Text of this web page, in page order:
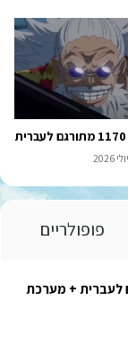
פופולריים
1172 מתורגם לעברית + מערכת